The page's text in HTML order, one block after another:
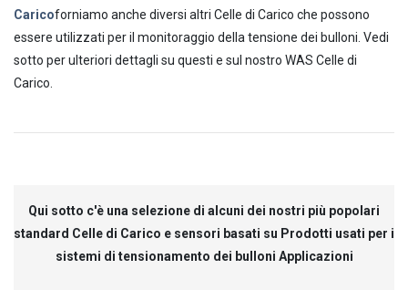
Caricoforniamo anche diversi altri Celle di Carico che possono
essere utilizzati per il monitoraggio della tensione dei bulloni. Vedi
sotto per ulteriori dettagli su questi e sul nostro WAS Celle di
Carico.
Qui sotto c'è una selezione di alcuni dei nostri più popolari
standard Celle di Carico e sensori basati su Prodotti usati per i
sistemi di tensionamento dei bulloni Applicazioni